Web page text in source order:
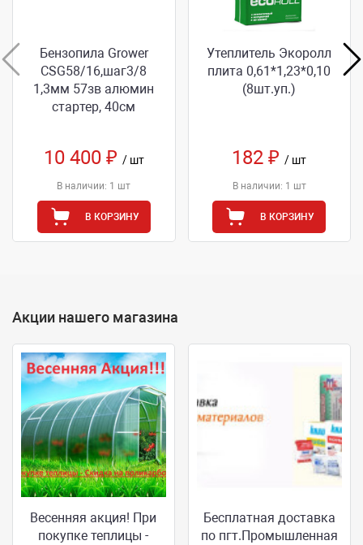
Бензопила Grower
CSG58/16,шаг3/8
1,3мм 57зв алюмин
стартер, 40см
10 400 ₽ / шт
В наличии: 1 шт
В КОРЗИНУ
Утеплитель Экоролл
плита 0,61*1,23*0,10
(8шт.уп.)
182 ₽/ шт
В наличии: 1 шт
В КОРЗИНУ
Акции нашего магазина
Весенняя акция! При
покупке теплицы -
Бесплатная доставка
по пгт.Промышленная